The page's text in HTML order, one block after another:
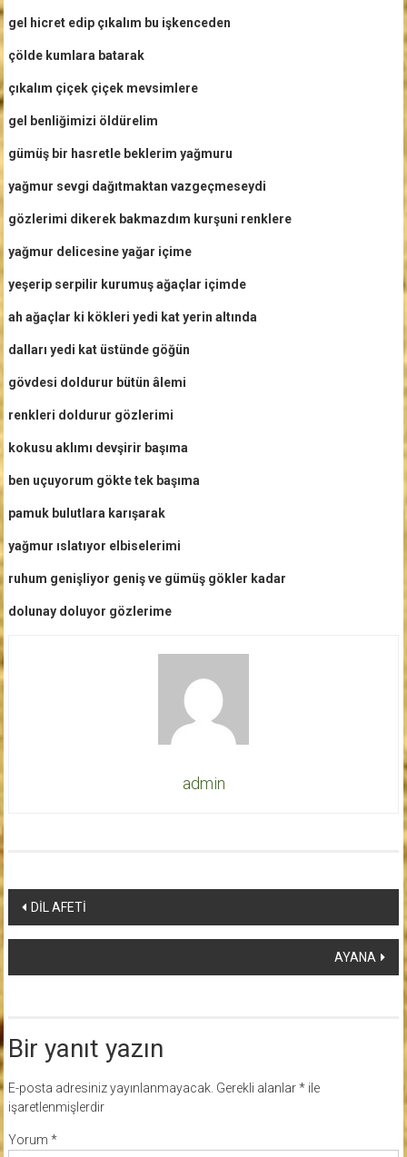
gel hicret edip çıkalım bu işkenceden
çölde kumlara batarak
çıkalım çiçek çiçek mevsimlere
gel benliğimizi öldürelim
gümüş bir hasretle beklerim yağmuru
yağmur sevgi dağıtmaktan vazgeçmeseydi
gözlerimi dikerek bakmazdım kurşuni renklere
yağmur delicesine yağar içime
yeşerip serpilir kurumuş ağaçlar içimde
ah ağaçlar ki kökleri yedi kat yerin altında
dalları yedi kat üstünde göğün
gövdesi doldurur bütün âlemi
renkleri doldurur gözlerimi
kokusu aklımı devşirir başıma
ben uçuyorum gökte tek başıma
pamuk bulutlara karışarak
yağmur ıslatıyor elbiselerimi
ruhum genişliyor geniş ve gümüş gökler kadar
dolunay doluyor gözlerime
admin
Yazı
dolaşımı
DİL AFETİ
AYANA
Bir yanıt yazın
E-posta adresiniz yayınlanmayacak. Gerekli alanlar*ile
işaretlenmişlerdir
Yorum *